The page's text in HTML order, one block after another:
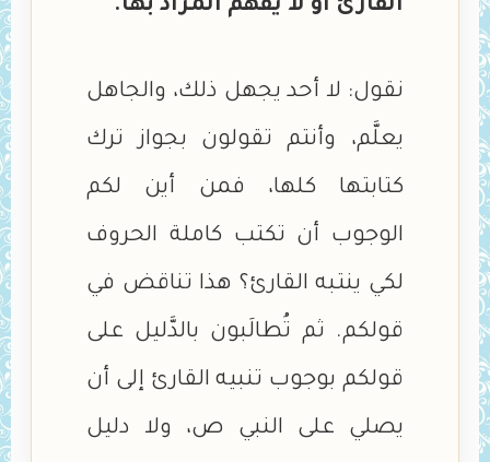
القارئ أو لا يفهم المراد بها.
نقول: لا أحد يجهل ذلك، والجاهل
يعلَّم، وأنتم تقولون بجواز ترك
كتابتها كلها، فمن أين لكم
الوجوب أن تكتب كاملة الحروف
لكي ينتبه القارئ؟ هذا تناقض في
قولكم. ثم تُطالَبون بالدَّليل على
قولكم بوجوب تنبيه القارئ إلى أن
يصلي على النبي ص، ولا دليل